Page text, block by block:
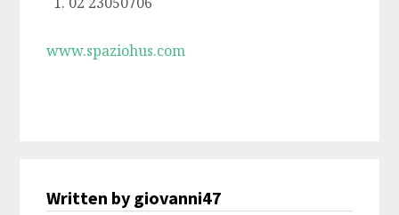
www.spaziohus.com
Written by giovanni47